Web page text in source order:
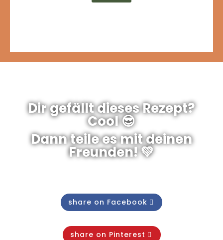
Dir gefällt dieses Rezept?
Cool 😎
Dann teile es mit deinen
Freunden! 💚
share on Facebook
share on Pinterest